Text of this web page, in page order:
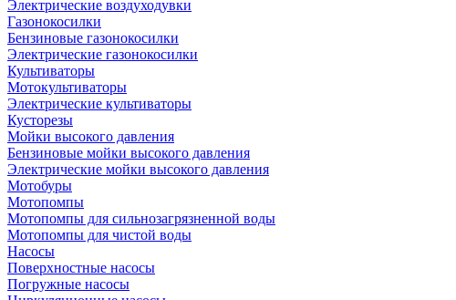
Электрические воздуходувки
Газонокосилки
Бензиновые газонокосилки
Электрические газонокосилки
Культиваторы
Мотокультиваторы
Электрические культиваторы
Кусторезы
Мойки высокого давления
Бензиновые мойки высокого давления
Электрические мойки высокого давления
Мотобуры
Мотопомпы
Мотопомпы для сильнозагрязненной воды
Мотопомпы для чистой воды
Насосы
Поверхностные насосы
Погружные насосы